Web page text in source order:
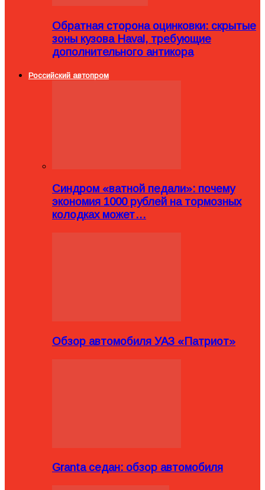
Обратная сторона оцинковки: скрытые
зоны кузова Haval, требующие
дополнительного антикора
Российский автопром
Синдром «ватной педали»: почему
экономия 1000 рублей на тормозных
колодках может…
Обзор автомобиля УАЗ «Патриот»
Granta седан: обзор автомобиля